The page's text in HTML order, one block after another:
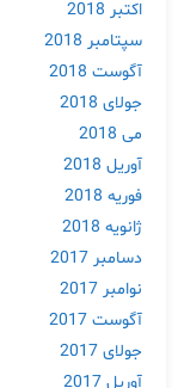
اکتبر 2018
سپتامبر 2018
آگوست 2018
جولای 2018
می 2018
آوریل 2018
فوریه 2018
ژانویه 2018
دسامبر 2017
نوامبر 2017
آگوست 2017
جولای 2017
آوریل 2017